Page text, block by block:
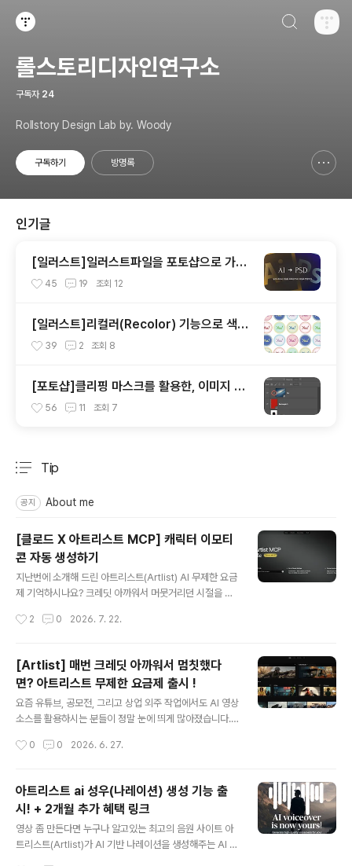
롤스토리디자인연구소
구독자 24
Rollstory Design Lab by. Woody
구독하기 방명록
인기글
[일러스트]일러스트파일을 포토샵으로 가져
오기
45 19 조회 12
[일러스트]리컬러(Recolor) 기능으로 색상
다양하게 바꿔보기
39 2 조회 8
[포토샵]클리핑 마스크를 활용한, 이미지 틀
안에 쉽게 넣기
56 11 조회 7
Tip
공지 About me
[클로드 X 아트리스트 MCP] 캐릭터 이모티
콘 자동 생성하기
지난번에 소개해 드린 아트리스트(Artlist) AI 무제한 요금
제 기억하시나요? 크레딧 아까워서 머뭇거리던 시절을 끝
게 되었다고 소개해 드렸었는데요. 무제한 요금제로 풀렸
죠?! 😂 그런데 이번에 클로드(Claude)에 아트리스트 M
CP(Model Context Protocol)를 직접 등록할 수 있게
됐습니다!연결법은 단순히 아트리스트에서 [Connect M
CP] 버튼만 클릭하면 자동으로 연결 됩니다! 🤖 클로드 대
화창이 'AI 이모티콘 공장'이 되는 기적제가 이 조합으로 뭘
봤는데요. 결과가 아주 흥미롭습니다. 아래..
2 0 2026. 7. 22.
[Artlist] 매번 크레딧 아까워서 멈칫했다
면? 아트리스트 무제한 요금제 출시 !
요즘 유튜브, 공모전, 그리고 상업 외주 작업에서도 AI 영상
소스를 활용하시는 분들이 정말 눈에 띄게 많아졌습니다.
격하게 공감하실 겁니다. 아무리 좋다는 최신 AI 모델을 가
다고 해서 내가 머릿속으로 상상했던 그 결과물이 완벽하
게 나오는 경우는 거의 없죠. ㅎㅎ결국 원하는 고퀄리티 씬
한 컷을 건지기 위해 수정하고, 또 수정하다 보면... 크레딧
을 그야말로 '겁나게' 쓰게 됩니다. 🎁 아트리스트 무제한
요금제 특별 혜택아래 링크를 통해 플랜을 가입하면 추가
0 0 2026. 6. 27.
아트리스트 ai 성우(나레이션) 생성 기능 출
시! + 2개월 추가 혜택 링크
영상 좀 만든다면 누구나 알고있는 최고의 음원 사이트 아
트리스트(Artlist)가 AI 기반 나레이션을 생성해주는 AI 보